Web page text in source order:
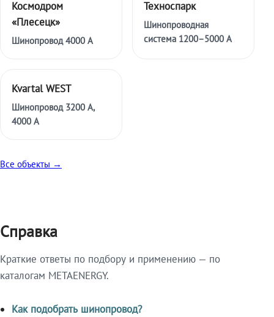
Космодром
«Плесецк»
Шинопровод 4000 А
Техноспарк
Шинопроводная
система 1200–5000 А
Kvartal WEST
Шинопровод 3200 А,
4000 А
Все объекты →
Справка
Краткие ответы по подбору и применению — по
каталогам METAENERGY.
Как подобрать шинопровод?